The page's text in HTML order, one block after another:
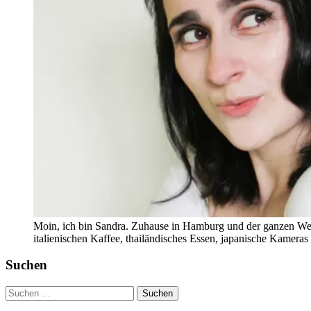
Moin, ich bin Sandra. Zuhause in Hamburg und der ganzen
italienischen Kaffee, thailändisches Essen, japanische
Suchen
Suchen
nach: